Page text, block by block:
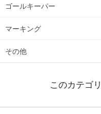
ゴールキーパー
マーキング
その他